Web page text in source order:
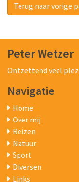
Terug naar vorige
Peter Wetzer
Ontzettend veel
Navigatie
Home
Over mij
Reizen
Natuur
Sport
Diversen
Links